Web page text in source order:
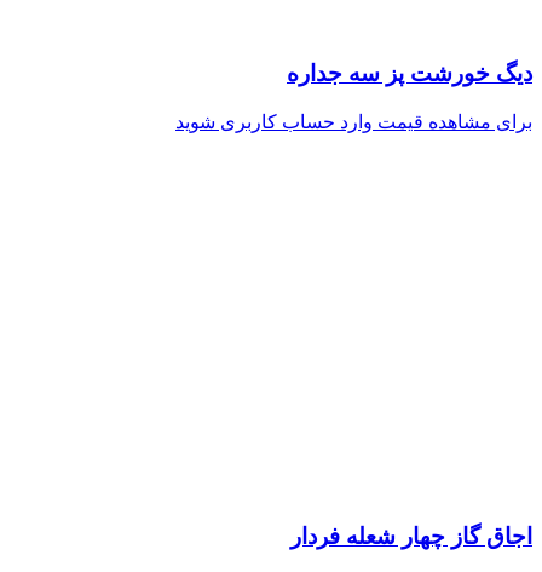
دیگ خورشت پز سه جداره
برای مشاهده قیمت وارد حساب کاربری شوید
اجاق گاز چهار شعله فردار